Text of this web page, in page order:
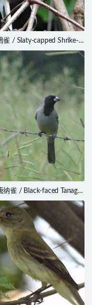
雀 / Slaty-capped Shrike-
Vireolanius leucotis
纳雀 / Black-faced Tanager
melanopis